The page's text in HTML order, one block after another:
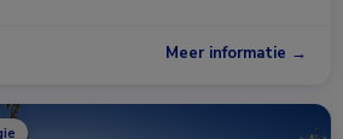
Meer informatie →